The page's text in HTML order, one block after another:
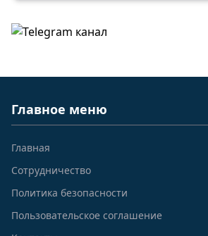
Главное меню
Главная
Сотрудничество
Политика безопасности
Пользовательское соглашение